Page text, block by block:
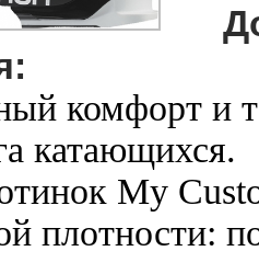
комфорт и
катающихся.
My
плотности: